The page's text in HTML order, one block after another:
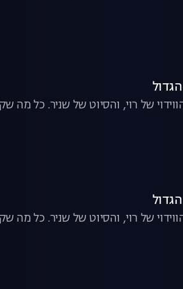
של רוי, והסיוט של שניר. כל מה
של רוי, והסיוט של שניר. כל מה